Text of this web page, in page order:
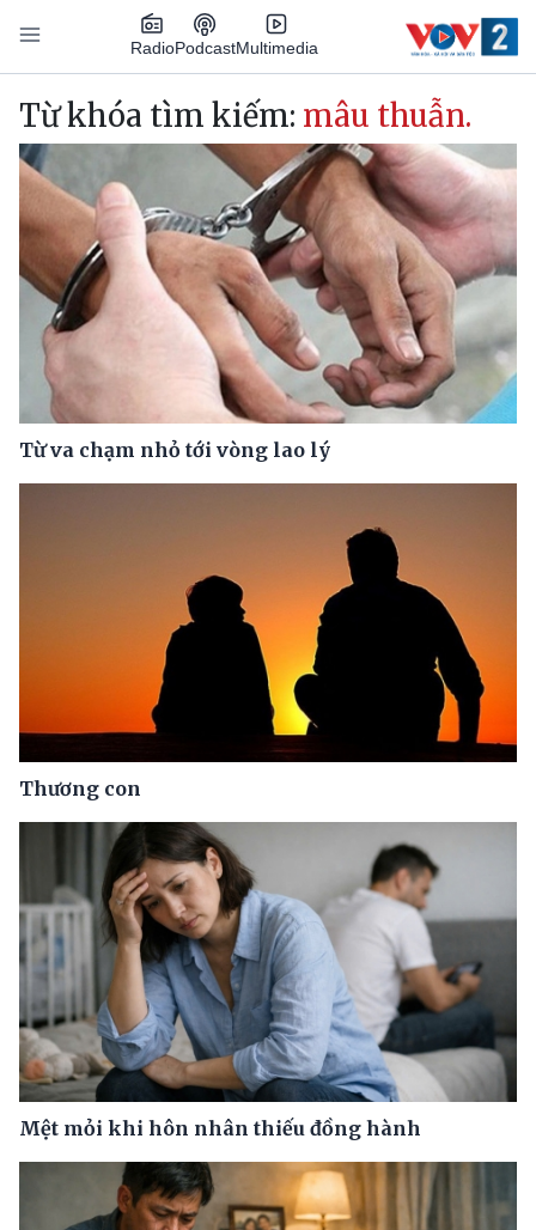
Nhảy đến nội dung
RadioPodcastMultimedia
Main navigation
Từ khóa tìm kiếm: mâu thuẫn.
Từ va chạm nhỏ tới vòng lao lý
Thương con
Mệt mỏi khi hôn nhân thiếu đồng hành